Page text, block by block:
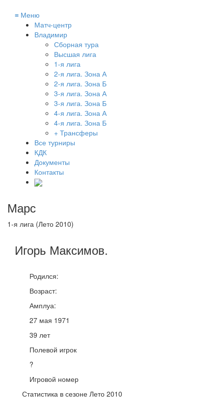
≡ Меню
Матч-центр
Владимир
Сборная тура
Высшая лига
1-я лига
2-я лига. Зона А
2-я лига. Зона Б
3-я лига. Зона А
3-я лига. Зона Б
4-я лига. Зона А
4-я лига. Зона Б
+ Трансферы
Все турниры
КДК
Документы
Контакты
Марс
1-я лига (Лето 2010)
Игорь Максимов.
Родился:
Возраст:
Амплуа:
27 мая 1971
39 лет
Полевой игрок
?
Игровой номер
Статистика в сезоне Лето 2010